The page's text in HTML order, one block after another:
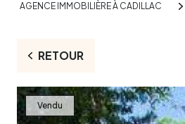
AGENCE IMMOBILIÈRE À CADILLAC
RETOUR
Vendu